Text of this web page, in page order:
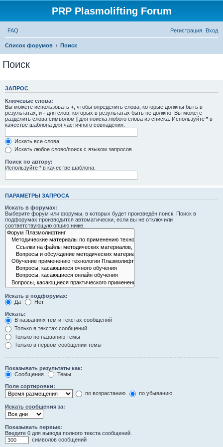
PRP Plasmolifting Forum
FAQ Вход
Регистрация
Список форумов Поиск
Поиск
ЗАПРОС
Ключевые слова:
Вы можете использовать + , чтобы определить слова, которые должны быть в
результатах, и - для слов, которых в результатах быть не должно. Вы можете
разделить слова символом | для поиска любого слова из списка. Используйте * в
качестве шаблона для частичного совпадения.
Искать все слова
Искать любое слово/поиск с языком запросов
Поиск по автору:
Используйте * в качестве шаблона.
ПАРАМЕТРЫ ЗАПРОСА
Искать в форумах:
Выберите форум или форумы, в которых будет произведён поиск. Поиск в
подфорумах производится автоматически, если вы не отключили
соответствующую опцию ниже.
Искать в подфорумах:
Да
Нет
Искать:
В названиях тем и текстах сообщений
Только в текстах сообщений
Только по названию темы
Только в первом сообщении темы
Показывать результаты как:
Сообщения
Темы
Поле сортировки:
по возрастанию
по убыванию
Искать сообщения за:
Показывать первые:
Введите 0 для вывода полного текста сообщений.
символов сообщений